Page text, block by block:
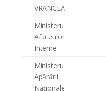
VRANCEA
Ministerul
Afacerilor
Interne
Ministerul
Apărării
Naționale